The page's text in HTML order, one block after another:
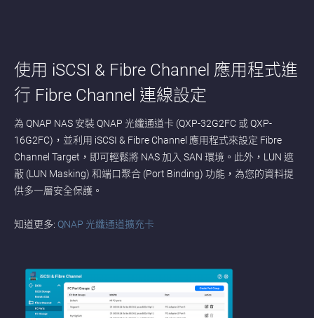
使用 iSCSI & Fibre Channel 應用程式進
行 Fibre Channel 連線設定
為 QNAP NAS 安裝 QNAP 光纖通道卡 (QXP-32G2FC 或 QXP-
16G2FC)，並利用 iSCSI & Fibre Channel 應用程式來設定 Fibre
Channel Target，即可輕鬆將 NAS 加入 SAN 環境。此外，LUN 遮
蔽 (LUN Masking) 和端口聚合 (Port Binding) 功能，為您的資料提
供多一層安全保護。
知道更多: QNAP 光纖通道擴充卡